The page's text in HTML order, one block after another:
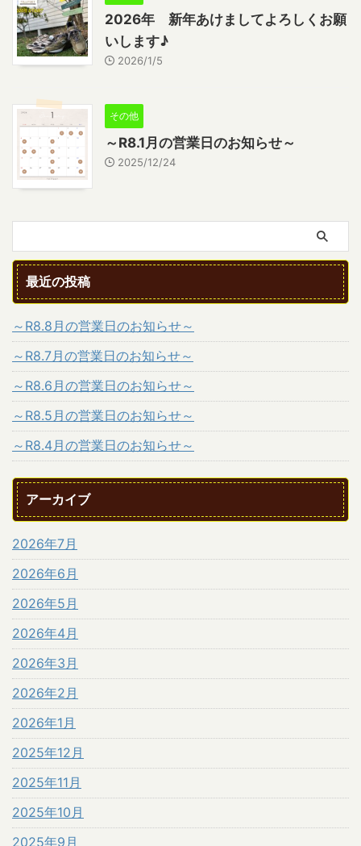
2026年 新年あけましてよろしくお願
いします♪
2026/1/5
その他
～R8.1月の営業日のお知らせ～
2025/12/24
最近の投稿
～R8.8月の営業日のお知らせ～
～R8.7月の営業日のお知らせ～
～R8.6月の営業日のお知らせ～
～R8.5月の営業日のお知らせ～
～R8.4月の営業日のお知らせ～
アーカイブ
2026年7月
2026年6月
2026年5月
2026年4月
2026年3月
2026年2月
2026年1月
2025年12月
2025年11月
2025年10月
2025年9月